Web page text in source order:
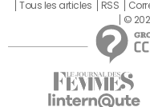
Tous les articles
RSS
©